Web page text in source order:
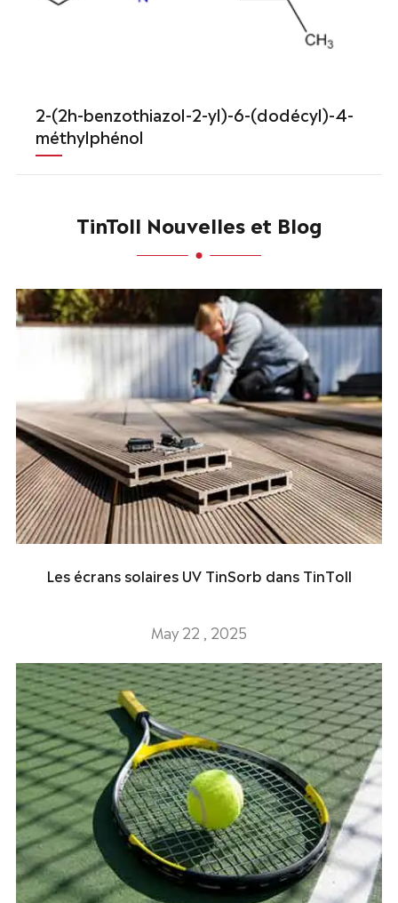
2-(2h-benzothiazol-2-yl)-6-(dodécyl)-4-
méthylphénol
TinToll Nouvelles et Blog
Les écrans solaires UV TinSorb dans TinToll
May 22 , 2025